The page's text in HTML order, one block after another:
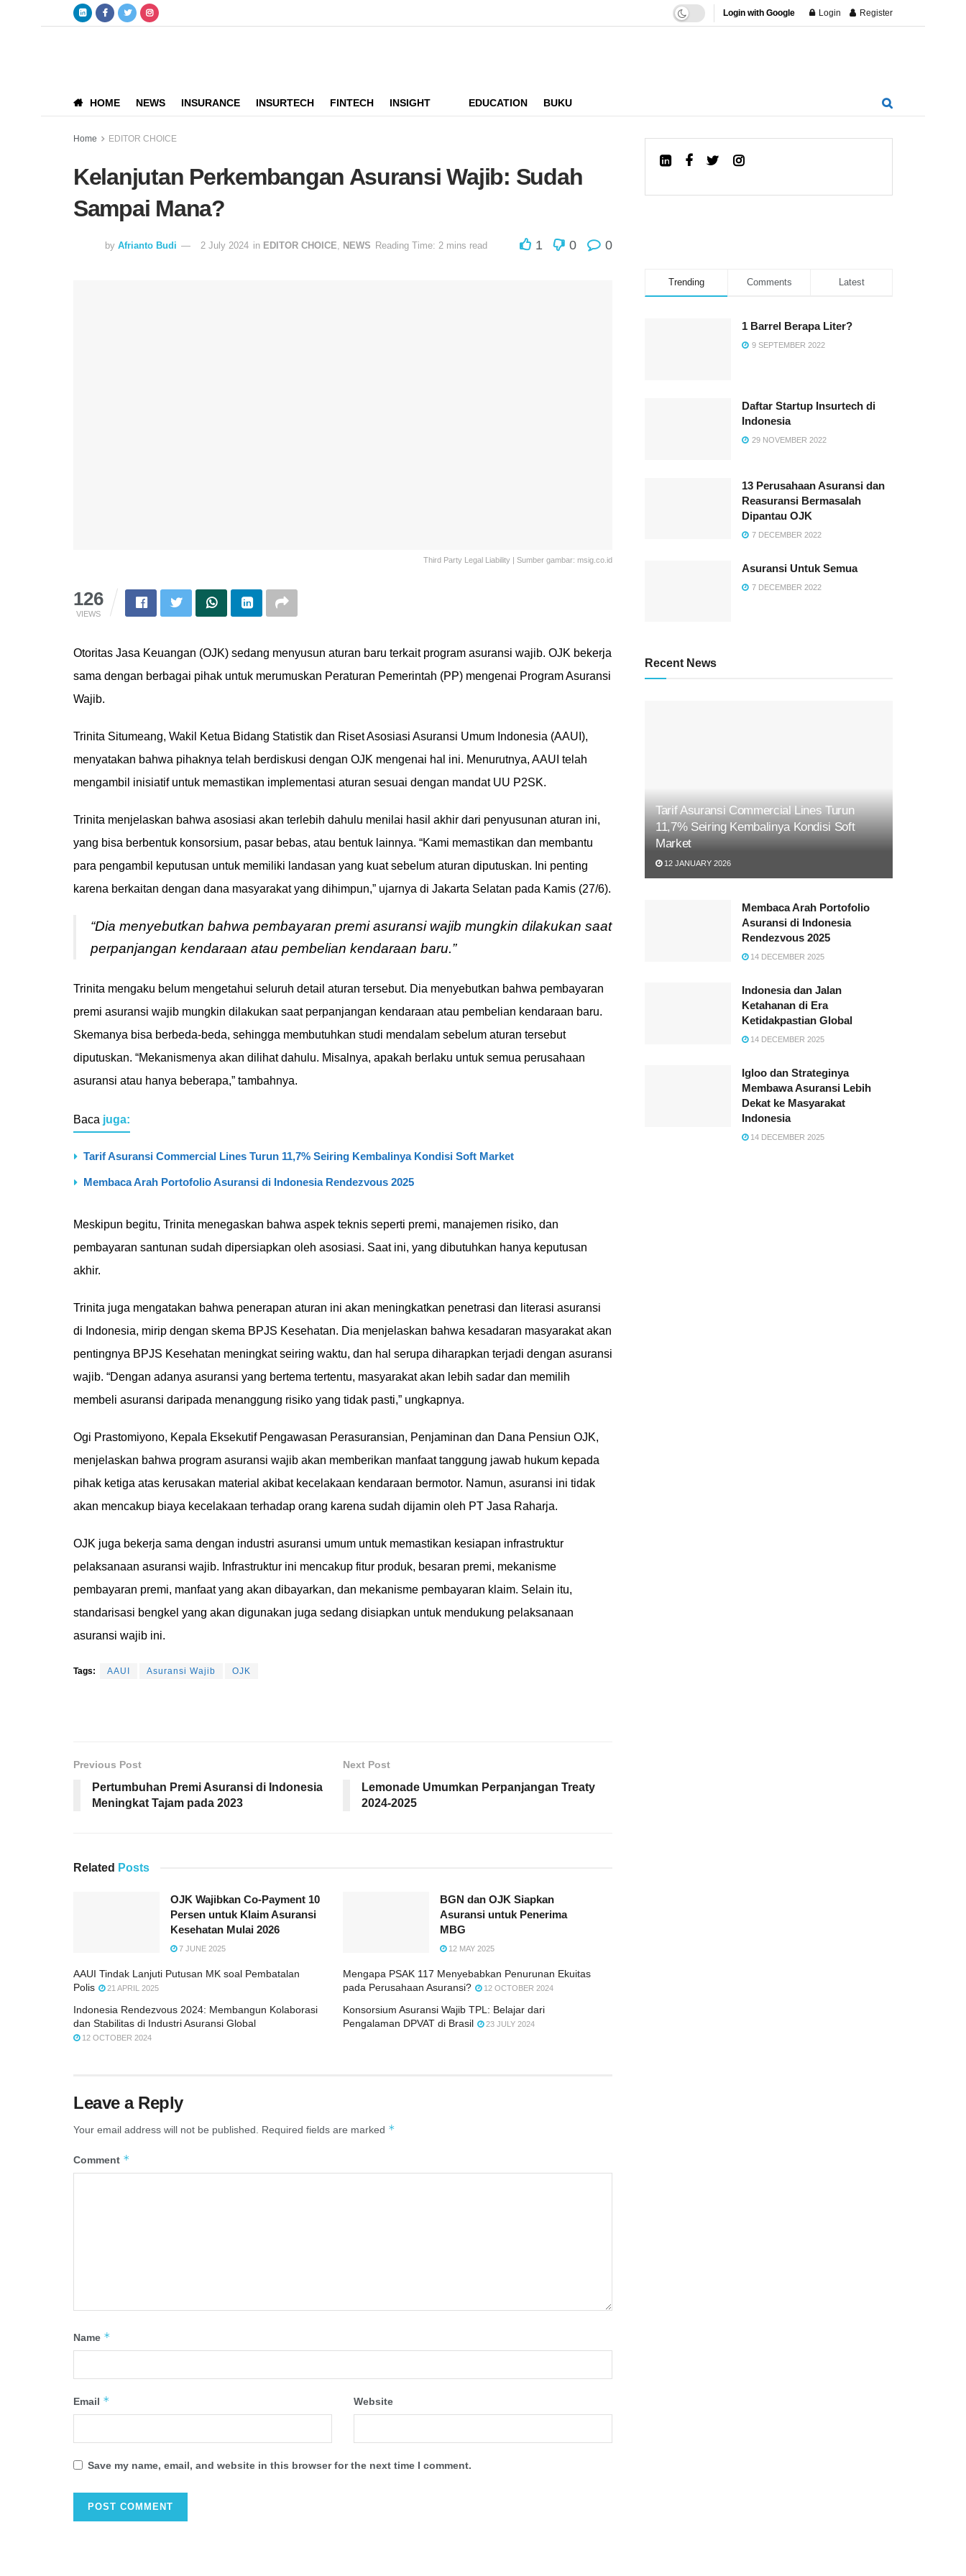
Login with Google Login Register
HOME NEWS INSURANCE INSURTECH FINTECH INSIGHT EDUCATION BUKU
Home EDITOR CHOICE
Kelanjutan Perkembangan Asuransi Wajib: Sudah
Sampai Mana?
by Afrianto Budi 2 July 2024 in EDITOR CHOICE NEWS Reading Time: 2 mins read 1 0 0
Third Party Legal Liability | Sumber gambar: msig.co.id
126
VIEWS
Otoritas Jasa Keuangan (OJK) sedang menyusun aturan baru terkait program asuransi wajib. OJK bekerja
sama dengan berbagai pihak untuk merumuskan Peraturan Pemerintah (PP) mengenai Program Asuransi
Wajib.
Trinita Situmeang, Wakil Ketua Bidang Statistik dan Riset Asosiasi Asuransi Umum Indonesia (AAUI),
menyatakan bahwa pihaknya telah berdiskusi dengan OJK mengenai hal ini. Menurutnya, AAUI telah
mengambil inisiatif untuk memastikan implementasi aturan sesuai dengan mandat UU P2SK.
Trinita menjelaskan bahwa asosiasi akan terlebih dahulu menilai hasil akhir dari penyusunan aturan ini,
yang bisa berbentuk konsorsium, pasar bebas, atau bentuk lainnya. “Kami memastikan dan membantu
para pengambil keputusan untuk memiliki landasan yang kuat sebelum aturan diputuskan. Ini penting
karena berkaitan dengan dana masyarakat yang dihimpun,” ujarnya di Jakarta Selatan pada Kamis (27/6).
“Dia menyebutkan bahwa pembayaran premi asuransi wajib mungkin dilakukan saat
perpanjangan kendaraan atau pembelian kendaraan baru.”
Trinita mengaku belum mengetahui seluruh detail aturan tersebut. Dia menyebutkan bahwa pembayaran
premi asuransi wajib mungkin dilakukan saat perpanjangan kendaraan atau pembelian kendaraan baru.
Skemanya bisa berbeda-beda, sehingga membutuhkan studi mendalam sebelum aturan tersebut
diputuskan. “Mekanismenya akan dilihat dahulu. Misalnya, apakah berlaku untuk semua perusahaan
asuransi atau hanya beberapa,” tambahnya.
Baca juga:
Tarif Asuransi Commercial Lines Turun 11,7% Seiring Kembalinya Kondisi Soft Market
Membaca Arah Portofolio Asuransi di Indonesia Rendezvous 2025
Meskipun begitu, Trinita menegaskan bahwa aspek teknis seperti premi, manajemen risiko, dan
pembayaran santunan sudah dipersiapkan oleh asosiasi. Saat ini, yang dibutuhkan hanya keputusan
akhir.
Trinita juga mengatakan bahwa penerapan aturan ini akan meningkatkan penetrasi dan literasi asuransi
di Indonesia, mirip dengan skema BPJS Kesehatan. Dia menjelaskan bahwa kesadaran masyarakat akan
pentingnya BPJS Kesehatan meningkat seiring waktu, dan hal serupa diharapkan terjadi dengan asuransi
wajib. “Dengan adanya asuransi yang bertema tertentu, masyarakat akan lebih sadar dan memilih
membeli asuransi daripada menanggung risiko yang tidak pasti,” ungkapnya.
Ogi Prastomiyono, Kepala Eksekutif Pengawasan Perasuransian, Penjaminan dan Dana Pensiun OJK,
menjelaskan bahwa program asuransi wajib akan memberikan manfaat tanggung jawab hukum kepada
pihak ketiga atas kerusakan material akibat kecelakaan kendaraan bermotor. Namun, asuransi ini tidak
akan mencakup biaya kecelakaan terhadap orang karena sudah dijamin oleh PT Jasa Raharja.
OJK juga bekerja sama dengan industri asuransi umum untuk memastikan kesiapan infrastruktur
pelaksanaan asuransi wajib. Infrastruktur ini mencakup fitur produk, besaran premi, mekanisme
pembayaran premi, manfaat yang akan dibayarkan, dan mekanisme pembayaran klaim. Selain itu,
standarisasi bengkel yang akan digunakan juga sedang disiapkan untuk mendukung pelaksanaan
asuransi wajib ini.
Tags: AAUI Asuransi Wajib OJK
Previous Post
Pertumbuhan Premi Asuransi di Indonesia
Meningkat Tajam pada 2023
Next Post
Lemonade Umumkan Perpanjangan Treaty
2024-2025
Related Posts
OJK Wajibkan Co-Payment 10
Persen untuk Klaim Asuransi
Kesehatan Mulai 2026
7 JUNE 2025
BGN dan OJK Siapkan
Asuransi untuk Penerima
MBG
12 MAY 2025
AAUI Tindak Lanjuti Putusan MK soal Pembatalan
Polis
21 APRIL 2025
Mengapa PSAK 117 Menyebabkan Penurunan Ekuitas
pada Perusahaan Asuransi?
12 OCTOBER 2024
Indonesia Rendezvous 2024: Membangun Kolaborasi
dan Stabilitas di Industri Asuransi Global
12 OCTOBER 2024
Konsorsium Asuransi Wajib TPL: Belajar dari
Pengalaman DPVAT di Brasil
23 JULY 2024
Leave a Reply
Your email address will not be published. Required fields are marked *
Comment *
Name *
Email * Website
Save my name, email, and website in this browser for the next time I comment.
Trending Comments Latest
1 Barrel Berapa Liter?
9 SEPTEMBER 2022
Daftar Startup Insurtech di
Indonesia
29 NOVEMBER 2022
13 Perusahaan Asuransi dan
Reasuransi Bermasalah
Dipantau OJK
7 DECEMBER 2022
Asuransi Untuk Semua
7 DECEMBER 2022
Recent News
Tarif Asuransi Commercial Lines Turun
11,7% Seiring Kembalinya Kondisi Soft
Market
12 JANUARY 2026
Membaca Arah Portofolio
Asuransi di Indonesia
Rendezvous 2025
14 DECEMBER 2025
Indonesia dan Jalan
Ketahanan di Era
Ketidakpastian Global
14 DECEMBER 2025
Igloo dan Strateginya
Membawa Asuransi Lebih
Dekat ke Masyarakat
Indonesia
14 DECEMBER 2025